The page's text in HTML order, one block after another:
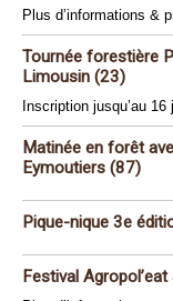
Plus d’informations &
Tournée forestière
Limousin (23)
Inscription jusqu’au 16
Matinée en forêt
Eymoutiers (87)
Pique-nique 3e
Festival